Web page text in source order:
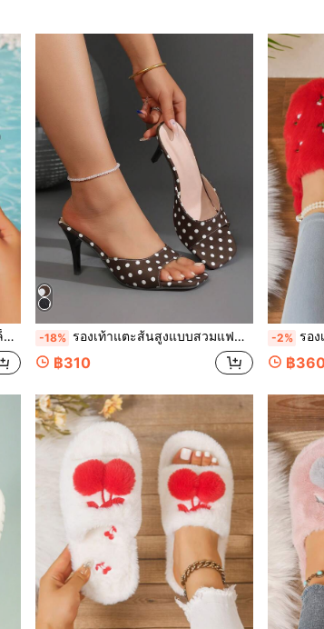
า -18% รองเท้าแตะส้นสูงแบบสวมแฟชั่นสำหรับผู้หญิง, รองเท้าแตะส้นเข็มสำหรับวันหยุดพักผ่อนแบบลำลอง, รองเท้าแตะแบบสวมหัวเหลี่ยมลายจุดกลางแจ้งที่ใส่สบาย
฿310
-2% รองเท้าแตะผู้ห
฿